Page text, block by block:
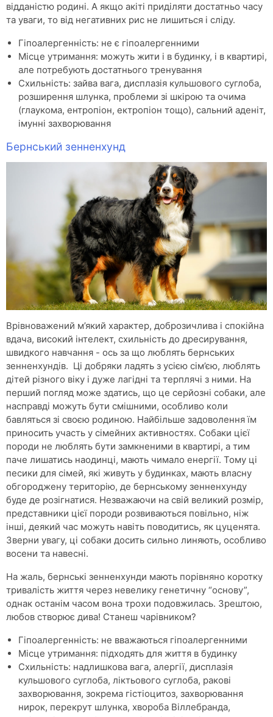
відданістю родині. А якщо акіті приділяти достатньо часу
та уваги, то від негативних рис не лишиться і сліду.
Гіпоалергенність: не є гіпоалергенними
Місце утримання: можуть жити і в будинку, і в квартирі,
але потребують достатнього тренування
Схильність: зайва вага, дисплазія кульшового суглоба,
розширення шлунка, проблеми зі шкірою та очима
(глаукома, ентропіон, ектропіон тощо), сальний аденіт,
імунні захворювання
Бернський зенненхунд
Врівноважений м’який характер, доброзичлива і спокійна
вдача, високий інтелект, схильність до дресирування,
швидкого навчання - ось за що люблять бернських
зенненхундів. Ці добряки ладять з усією сім’єю, люблять
дітей різного віку і дуже лагідні та терплячі з ними. На
перший погляд може здатись, що це серйозні собаки, але
насправді можуть бути смішними, особливо коли
бавляться зі своєю родиною. Найбільше задоволення їм
приносить участь у сімейних активностях. Собаки цієї
породи не люблять бути замкненими в квартирі, а тим
паче лишатись наодинці, мають чимало енергії. Тому ці
песики для сімей, які живуть у будинках, мають власну
обгороджену територію, де бернському зенненхунду
буде де розігнатися. Незважаючи на свій великий розмір,
представники цієї породи розвиваються повільно, ніж
інші, деякий час можуть навіть поводитись, як цуценята.
Зверни увагу, ці собаки досить сильно линяють, особливо
восени та навесні.
На жаль, бернські зенненхунди мають порівняно коротку
тривалість життя через невелику генетичну “основу”,
однак останім часом вона трохи подовжилась. Зрештою,
любов створює дива! Станеш чарівником?
Гіпоалергенність: не вважаються гіпоалергенними
Місце утримання: підходять для життя в будинку
Схильність: надлишкова вага, алергії, дисплазія
кульшового суглоба, ліктьового суглоба, ракові
захворювання, зокрема гістіоцитоз, захворювання
нирок, перекрут шлунка, хвороба Віллебранда,